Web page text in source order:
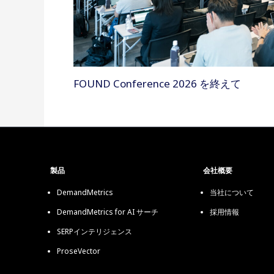
FOUND Conference 2026 を終えて
製品
DemandMetrics
DemandMetrics for AI サーチ
SERPインテリジェンス
ProseVector
会社概要
当社について
採用情報